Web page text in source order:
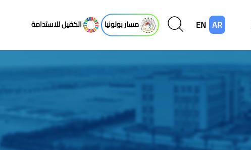
AR
EN مسار بولونيا الكفيل للاستدامة